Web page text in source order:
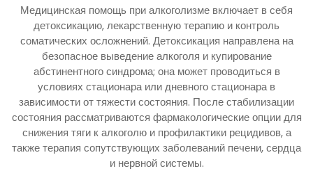
Медицинская помощь при алкоголизме включает в себя
детоксикацию, лекарственную терапию и контроль
соматических осложнений. Детоксикация направлена на
безопасное выведение алкоголя и купирование
абстинентного синдрома; она может проводиться в
условиях стационара или дневного стационара в
зависимости от тяжести состояния. После стабилизации
состояния рассматриваются фармакологические опции для
снижения тяги к алкоголю и профилактики рецидивов, а
также терапия сопутствующих заболеваний печени, сердца
и нервной системы.